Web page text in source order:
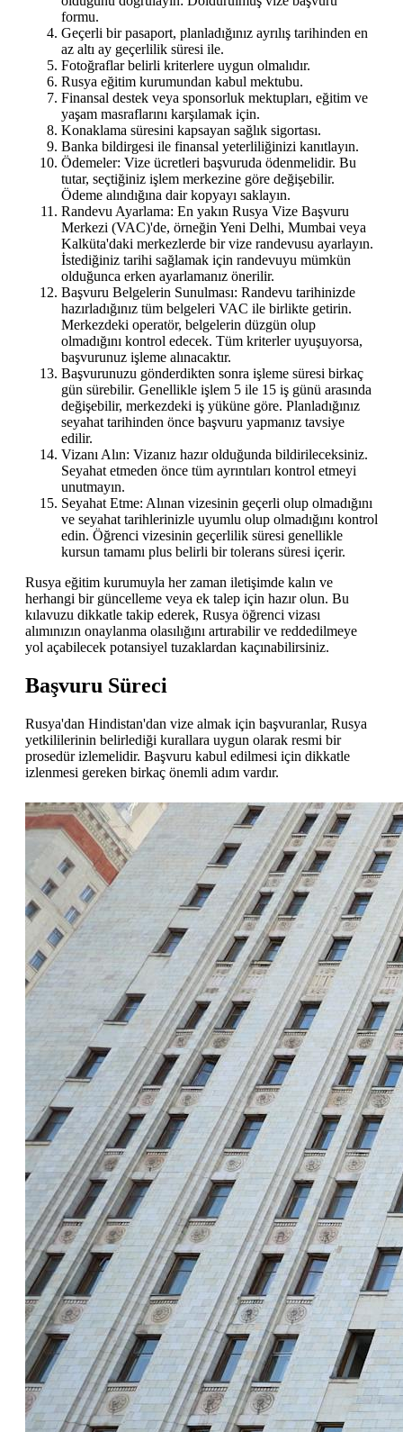
formu.
Geçerli bir pasaport, planladığınız ayrılış tarihinden en
az altı ay geçerlilik süresi ile.
Fotoğraflar belirli kriterlere uygun olmalıdır.
Rusya eğitim kurumundan kabul mektubu.
Finansal destek veya sponsorluk mektupları, eğitim ve
yaşam masraflarını karşılamak için.
Konaklama süresini kapsayan sağlık sigortası.
Banka bildirgesi ile finansal yeterliliğinizi kanıtlayın.
Ödemeler: Vize ücretleri başvuruda ödenmelidir. Bu
tutar, seçtiğiniz işlem merkezine göre değişebilir.
Ödeme alındığına dair kopyayı saklayın.
Randevu Ayarlama: En yakın Rusya Vize Başvuru
Merkezi (VAC)'de, örneğin Yeni Delhi, Mumbai veya
Kalküta'daki merkezlerde bir vize randevusu ayarlayın.
İstediğiniz tarihi sağlamak için randevuyu mümkün
olduğunca erken ayarlamanız önerilir.
Başvuru Belgelerin Sunulması: Randevu tarihinizde
hazırladığınız tüm belgeleri VAC ile birlikte getirin.
Merkezdeki operatör, belgelerin düzgün olup
olmadığını kontrol edecek. Tüm kriterler uyuşuyorsa,
başvurunuz işleme alınacaktır.
Başvurunuzu gönderdikten sonra işleme süresi birkaç
gün sürebilir. Genellikle işlem 5 ile 15 iş günü arasında
değişebilir, merkezdeki iş yüküne göre. Planladığınız
seyahat tarihinden önce başvuru yapmanız tavsiye
edilir.
Vizanı Alın: Vizanız hazır olduğunda bildirileceksiniz.
Seyahat etmeden önce tüm ayrıntıları kontrol etmeyi
unutmayın.
Seyahat Etme: Alınan vizesinin geçerli olup olmadığını
ve seyahat tarihlerinizle uyumlu olup olmadığını kontrol
edin. Öğrenci vizesinin geçerlilik süresi genellikle
kursun tamamı plus belirli bir tolerans süresi içerir.
Rusya eğitim kurumuyla her zaman iletişimde kalın ve
herhangi bir güncelleme veya ek talep için hazır olun. Bu
kılavuzu dikkatle takip ederek, Rusya öğrenci vizası
alımınızın onaylanma olasılığını artırabilir ve reddedilmeye
yol açabilecek potansiyel tuzaklardan kaçınabilirsiniz.
Başvuru Süreci
Rusya'dan Hindistan'dan vize almak için başvuranlar, Rusya
yetkililerinin belirlediği kurallara uygun olarak resmi bir
prosedür izlemelidir. Başvuru kabul edilmesi için dikkatle
izlenmesi gereken birkaç önemli adım vardır.